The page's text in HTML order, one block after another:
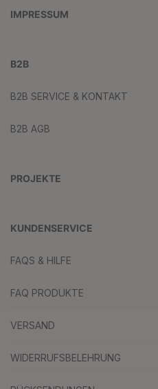
IMPRESSUM
B2B
B2B SERVICE & KONTAKT
B2B AGB
PROJEKTE
KUNDENSERVICE
FAQS & HILFE
FAQ PRODUKTE
VERSAND
WIDERRUFSBELEHRUNG